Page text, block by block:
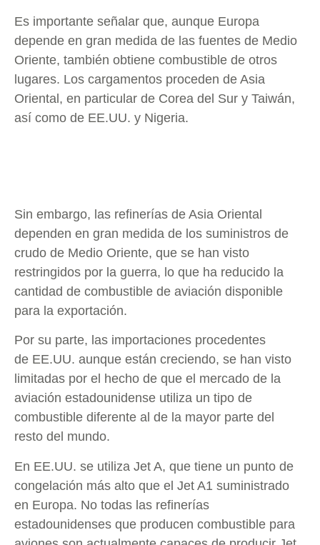
Es importante señalar que, aunque Europa
depende en gran medida de las fuentes de Medio
Oriente, también obtiene combustible de otros
lugares. Los cargamentos proceden de Asia
Oriental, en particular de Corea del Sur y Taiwán,
así como de EE.UU. y Nigeria.
Sin embargo, las refinerías de Asia Oriental
dependen en gran medida de los suministros de
crudo de Medio Oriente, que se han visto
restringidos por la guerra, lo que ha reducido la
cantidad de combustible de aviación disponible
para la exportación.
Por su parte, las importaciones procedentes
de EE.UU. aunque están creciendo, se han visto
limitadas por el hecho de que el mercado de la
aviación estadounidense utiliza un tipo de
combustible diferente al de la mayor parte del
resto del mundo.
En EE.UU. se utiliza Jet A, que tiene un punto de
congelación más alto que el Jet A1 suministrado
en Europa. No todas las refinerías
estadounidenses que producen combustible para